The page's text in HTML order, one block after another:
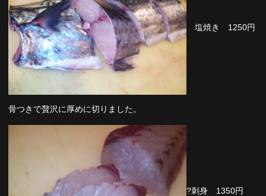
塩焼き 1250円
骨つきで贅沢に厚めに切りました。
?刺身 1350円